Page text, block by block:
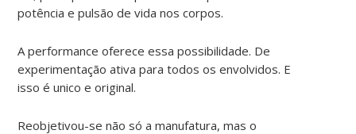
potência e pulsão de vida nos corpos.
A performance oferece essa possibilidade. De
experimentação ativa para todos os envolvidos. E
isso é unico e original.
Reobjetivou-se não só a manufatura, mas o